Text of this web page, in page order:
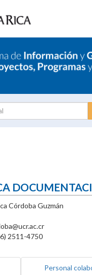
Córdoba Guzmán
2511-4750
Personal